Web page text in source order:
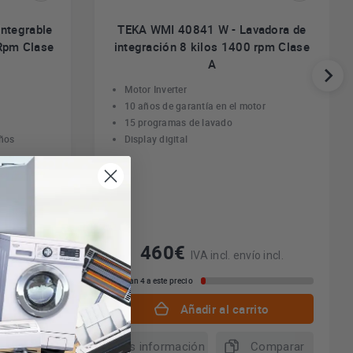
Clase
incl.
TEKA WMI 40841 W - Lavadora de
integración 8 kilos 1400 rpm Clase
A
Motor Inverter
10 años de garantía en el motor
15 programas de lavado
Display digital
460€ IVA incl. envío incl.
Quedan 4 a este precio
Añadir al carrito
Más información Comparar